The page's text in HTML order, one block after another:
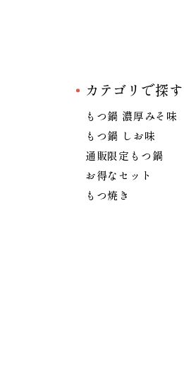
カテゴリで探す
もつ鍋 濃厚みそ味
もつ鍋 しお味
通販限定もつ鍋
お得なセット
もつ焼き